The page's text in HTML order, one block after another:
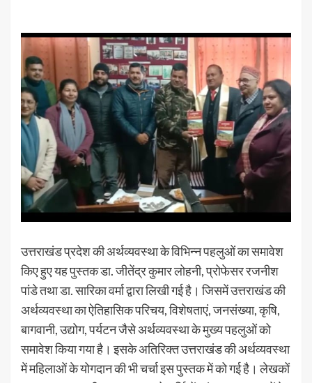
उत्तराखंड प्रदेश की अर्थव्यवस्था के विभिन्न पहलुओं का समावेश
किए हुए यह पुस्तक डा. जीतेंद्र कुमार लोहनी, प्रोफेसर रजनीश
पांडे तथा डा. सारिका वर्मा द्वारा लिखी गई है। जिसमें उत्तराखंड की
अर्थव्यवस्था का ऐतिहासिक परिचय, विशेषताएं, जनसंख्या, कृषि,
बागवानी, उद्योग, पर्यटन जैसे अर्थव्यवस्था के मुख्य पहलुओं को
समावेश किया गया है। इसके अतिरिक्त उत्तराखंड की अर्थव्यवस्था
में महिलाओं के योगदान की भी चर्चा इस पुस्तक में को गई है। लेखकों